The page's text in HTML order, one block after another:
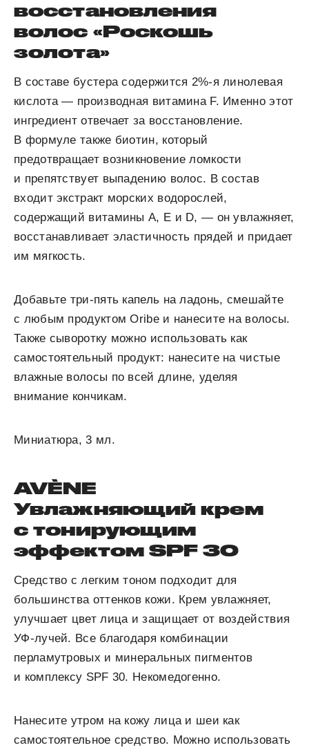
восстановления
волос «Роскошь
золота»
В составе бустера содержится 2%-я линолевая
кислота — производная витамина F. Именно этот
ингредиент отвечает за восстановление.
В формуле также биотин, который
предотвращает возникновение ломкости
и препятствует выпадению волос. В состав
входит экстракт морских водорослей,
содержащий витамины А, Е и D, — он увлажняет,
восстанавливает эластичность прядей и придает
им мягкость.
Добавьте три-пять капель на ладонь, смешайте
с любым продуктом Oribe и нанесите на волосы.
Также сыворотку можно использовать как
самостоятельный продукт: нанесите на чистые
влажные волосы по всей длине, уделяя
внимание кончикам.
Миниатюра, 3 мл.
AVÈNE
Увлажняющий крем
с тонирующим
эффектом SPF 30
Средство с легким тоном подходит для
большинства оттенков кожи. Крем увлажняет,
улучшает цвет лица и защищает от воздействия
УФ-лучей. Все благодаря комбинации
перламутровых и минеральных пигментов
и комплексу SPF 30. Некомедогенно.
Нанесите утром на кожу лица и шеи как
самостоятельное средство. Можно использовать